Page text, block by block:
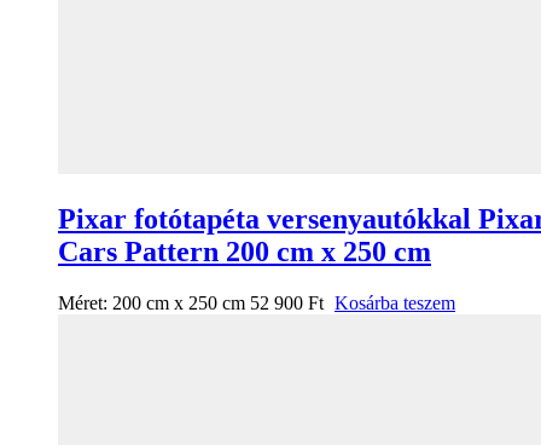
Pixar fotótapéta versenyautókkal
Cars Pattern 200 cm x 250 cm
Méret: 200 cm x 250 cm 52 900 Ft Kosárba teszem